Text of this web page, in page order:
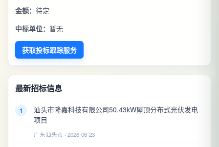
金额： 待定
中标单位： 暂无
获取投标跟踪服务
最新招标信息
1
汕头市隆嘉科技有限公司50.43kW屋顶分布式光伏发电
项目
广东汕头市 · 2026-06-23